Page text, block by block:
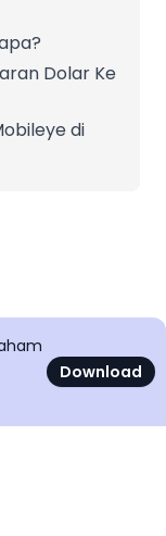
Dolar Ke
di
Download